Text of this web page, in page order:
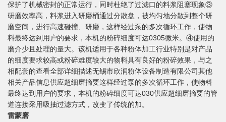
保护了机械密封的正常运行，同时杜绝了过滤口的料浆阻塞现象③
研磨效率高，料浆进入研磨桶通过分散盘，被均匀地分散到整个研
磨空间，进行高速碰撞、研磨，这样经过泵的多次循环工作，使物
料最终达到用户的要求，本机的粉碎细度可达0305微米。④使用的
磨介少且处理的量大。该机适用于各种粉体加工行业特别是对产品
的细度要求较高或粉碎难度较大的物料具有良好的粉碎效果，与之
相配套的查看全部详细描述无锡市欣润粉体设备制造有限公司其他
相关产品信息供应超细磨摘要这样经过泵的多次循环工作，使物料
最终达到用户的要求，本机的粉碎细度可达030供应超细磨摘要的管
道连接采用吸抽过滤方式，改变了传统的加。
雷蒙磨